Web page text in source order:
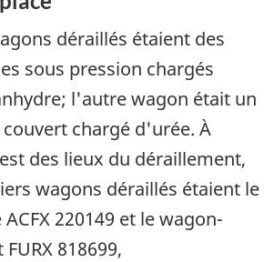
déraillés étaient des
sous pression chargés
l'autre wagon était un
chargé d'urée. À
des lieux du déraillement,
wagons déraillés étaient le
220149 et le wagon-
818699,